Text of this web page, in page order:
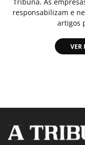
responsabilizam e
artigos
VER